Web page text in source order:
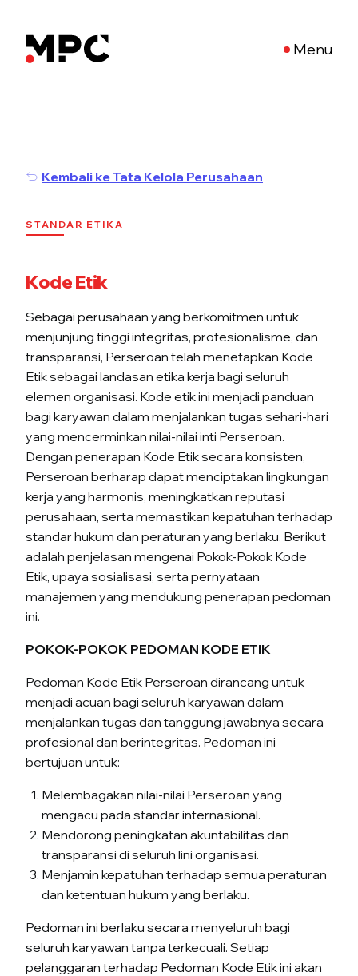
Menu
Kembali ke Tata Kelola Perusahaan
STANDAR ETIKA
Kode Etik
Sebagai perusahaan yang berkomitmen untuk
menjunjung tinggi integritas, profesionalisme, dan
transparansi, Perseroan telah menetapkan Kode
Etik sebagai landasan etika kerja bagi seluruh
elemen organisasi. Kode etik ini menjadi panduan
bagi karyawan dalam menjalankan tugas sehari-hari
yang mencerminkan nilai-nilai inti Perseroan.
Dengan penerapan Kode Etik secara konsisten,
Perseroan berharap dapat menciptakan lingkungan
kerja yang harmonis, meningkatkan reputasi
perusahaan, serta memastikan kepatuhan terhadap
standar hukum dan peraturan yang berlaku. Berikut
adalah penjelasan mengenai Pokok-Pokok Kode
Etik, upaya sosialisasi, serta pernyataan
manajemen yang mendukung penerapan pedoman
ini.
POKOK-POKOK PEDOMAN KODE ETIK
Pedoman Kode Etik Perseroan dirancang untuk
menjadi acuan bagi seluruh karyawan dalam
menjalankan tugas dan tanggung jawabnya secara
profesional dan berintegritas. Pedoman ini
bertujuan untuk:
Melembagakan nilai-nilai Perseroan yang
mengacu pada standar internasional.
Mendorong peningkatan akuntabilitas dan
transparansi di seluruh lini organisasi.
Menjamin kepatuhan terhadap semua peraturan
dan ketentuan hukum yang berlaku.
Pedoman ini berlaku secara menyeluruh bagi
seluruh karyawan tanpa terkecuali. Setiap
pelanggaran terhadap Pedoman Kode Etik ini akan